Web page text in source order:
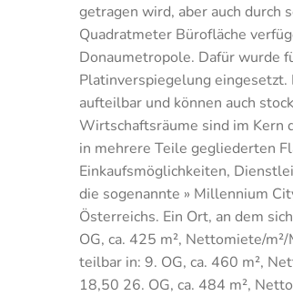
getragen wird, aber auch durch
Quadratmeter Bürofläche
Donaumetropole. Dafür wurde
Platinverspiegelung
aufteilbar und können auch
Wirtschaftsräume sind im Kern
in mehrere Teile gegliederten
Einkaufsmöglichkeiten,
die sogenannte » Millennium
Österreichs. Ein Ort, an dem
OG, ca. 425 m², Nettomiete/
teilbar in: 9. OG, ca. 460 m²,
18,50 26. OG, ca. 484 m²,